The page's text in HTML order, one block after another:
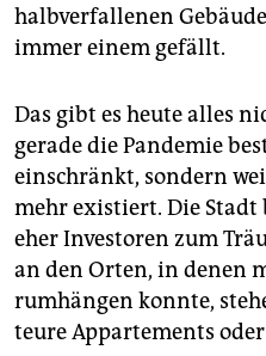
halbverfallenen
immer einem gefällt.
Das gibt es heute alles
gerade die Pandemie
einschränkt, sondern
mehr existiert. Die
eher Investoren zum
an den Orten, in denen
rumhängen konnte,
teure Appartements